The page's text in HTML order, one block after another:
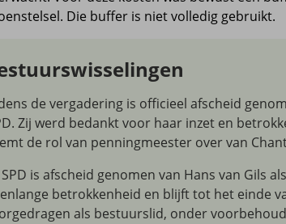
Die buffer is niet volledig gebruikt.
de vergadering is officieel afscheid
Zij werd bedankt voor haar inzet en
de rol van penningmeester over van
SPD is afscheid genomen van Hans van Gils
betrokkenheid en blijft tot het einde
als bestuurslid, onder